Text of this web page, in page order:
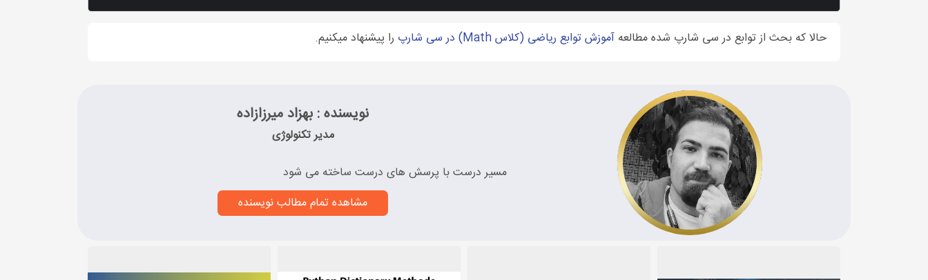
حالا که بحث از توابع در سی شارپ شده مطالعه آموزش توابع ریاضی (کلاس Math) در سی شارپ را پیشنهاد میکنیم.
نویسنده : بهزاد میرزازاده
مدیر تکنولوژی
مسیر درست با پرسش های درست ساخته می شود
مشاهده تمام مطالب نویسنده